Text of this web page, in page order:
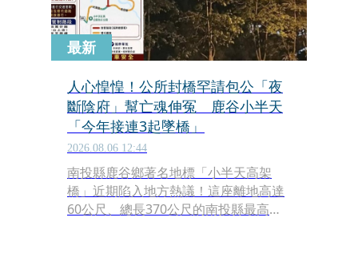
最新
人心惶惶！公所封橋罕請包公「夜
斷陰府」幫亡魂伸冤 鹿谷小半天
「今年接連3起墜橋」
2026.08.06 12:44
南投縣鹿谷鄉著名地標「小半天高架
橋」近期陷入地方熱議！這座離地高達
60公尺、總長370公尺的南投縣最高脊